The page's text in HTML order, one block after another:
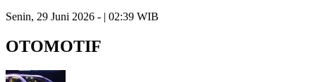
Senin, 29 Juni 2026 - | 02:39 WIB
OTOMOTIF